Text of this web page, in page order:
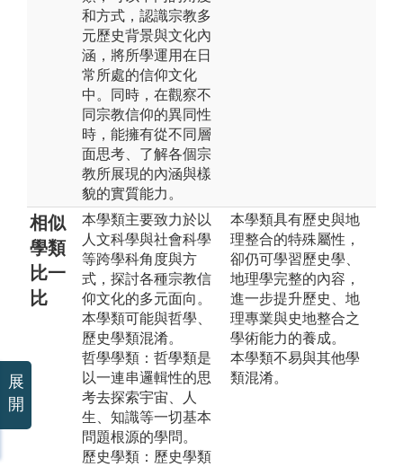
和方式，認識宗教多
元歷史背景與文化內
涵，將所學運用在日
常所處的信仰文化
中。同時，在觀察不
同宗教信仰的異同性
時，能擁有從不同層
面思考、了解各個宗
教所展現的內涵與樣
貌的實質能力。
相似
學類
比一
比
本學類主要致力於以
人文科學與社會科學
等跨學科角度與方
式，探討各種宗教信
仰文化的多元面向。
本學類可能與哲學、
歷史學類混淆。
哲學學類：哲學類是
以一連串邏輯性的思
考去探索宇宙、人
生、知識等一切基本
問題根源的學問。
歷史學類：歷史學類
本學類具有歷史與地
理整合的特殊屬性，
卻仍可學習歷史學、
地理學完整的內容，
進一步提升歷史、地
理專業與史地整合之
學術能力的養成。
本學類不易與其他學
類混淆。
展
開